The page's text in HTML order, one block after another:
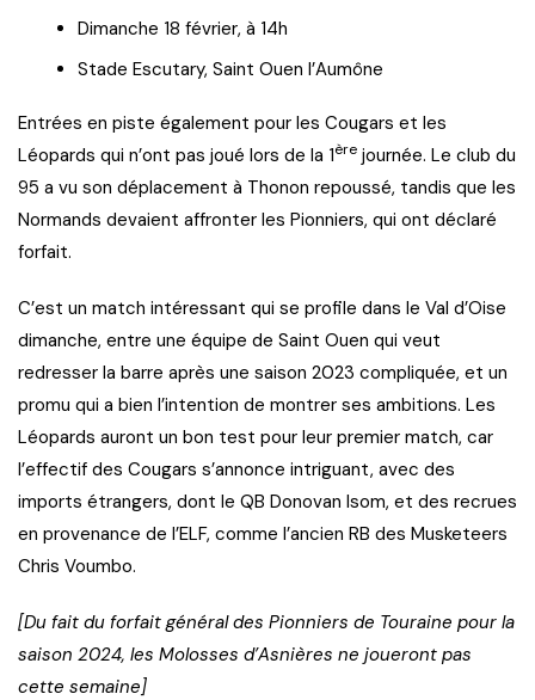
Dimanche 18 février, à 14h
Stade Escutary, Saint Ouen l’Aumône
Entrées en piste également pour les Cougars et les
Léopards qui n’ont pas joué lors de la 1ère journée. Le club du
95 a vu son déplacement à Thonon repoussé, tandis que les
Normands devaient affronter les Pionniers, qui ont déclaré
forfait.
C’est un match intéressant qui se profile dans le Val d’Oise
dimanche, entre une équipe de Saint Ouen qui veut
redresser la barre après une saison 2023 compliquée, et un
promu qui a bien l’intention de montrer ses ambitions. Les
Léopards auront un bon test pour leur premier match, car
l’effectif des Cougars s’annonce intriguant, avec des
imports étrangers, dont le QB Donovan Isom, et des recrues
en provenance de l’ELF, comme l’ancien RB des Musketeers
Chris Voumbo.
[Du fait du forfait général des Pionniers de Touraine pour la
saison 2024, les Molosses d’Asnières ne joueront pas
cette semaine]